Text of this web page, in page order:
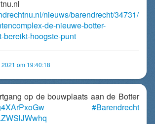
nieuws/barendrecht/34731/
de-nieuwe-botter-
bereikt-hoogste-punt
om 19:40:18
op de bouwplaats aan de Botter
#Barendrecht